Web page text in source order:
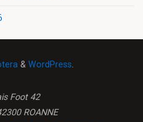
& WordPress.
Foot 42
ROANNE